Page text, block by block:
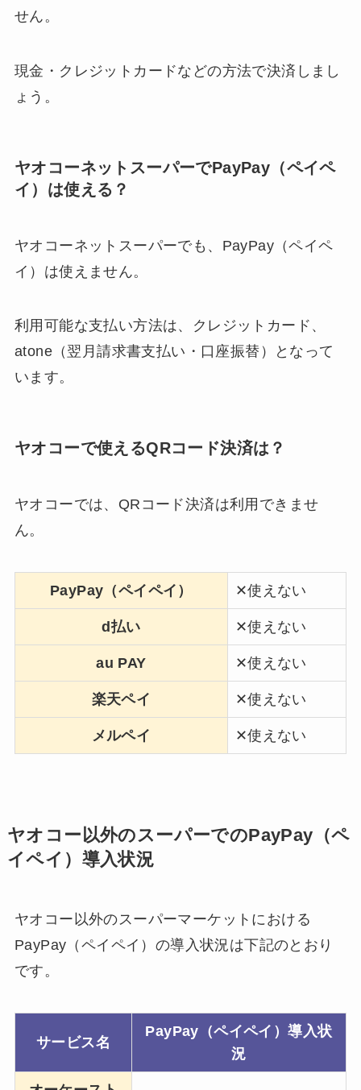
せん。
現金・クレジットカードなどの方法で決済しまし
ょう。
ヤオコーネットスーパーでPayPay（ペイペ
イ）は使える？
ヤオコーネットスーパーでも、PayPay（ペイペ
イ）は使えません。
利用可能な支払い方法は、クレジットカード、
atone（翌月請求書支払い・口座振替）となって
います。
ヤオコーで使えるQRコード決済は？
ヤオコーでは、QRコード決済は利用できませ
ん。
PayPay（ペイペイ） ✕使えない
d払い ✕使えない
au PAY ✕使えない
楽天ペイ ✕使えない
メルペイ ✕使えない
ヤオコー以外のスーパーでのPayPay（ペ
イペイ）導入状況
ヤオコー以外のスーパーマーケットにおける
PayPay（ペイペイ）の導入状況は下記のとおり
です。
サービス名
PayPay（ペイペイ）導入状
況